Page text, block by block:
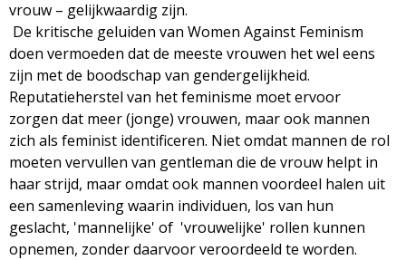
vrouw – gelijkwaardig zijn.
De kritische geluiden van Women Against Feminism
doen vermoeden dat de meeste vrouwen het wel eens
zijn met de boodschap van gendergelijkheid.
Reputatieherstel van het feminisme moet ervoor
zorgen dat meer (jonge) vrouwen, maar ook mannen
zich als feminist identificeren. Niet omdat mannen de rol
moeten vervullen van gentleman die de vrouw helpt in
haar strijd, maar omdat ook mannen voordeel halen uit
een samenleving waarin individuen, los van hun
geslacht, 'mannelijke' of 'vrouwelijke' rollen kunnen
opnemen, zonder daarvoor veroordeeld te worden.